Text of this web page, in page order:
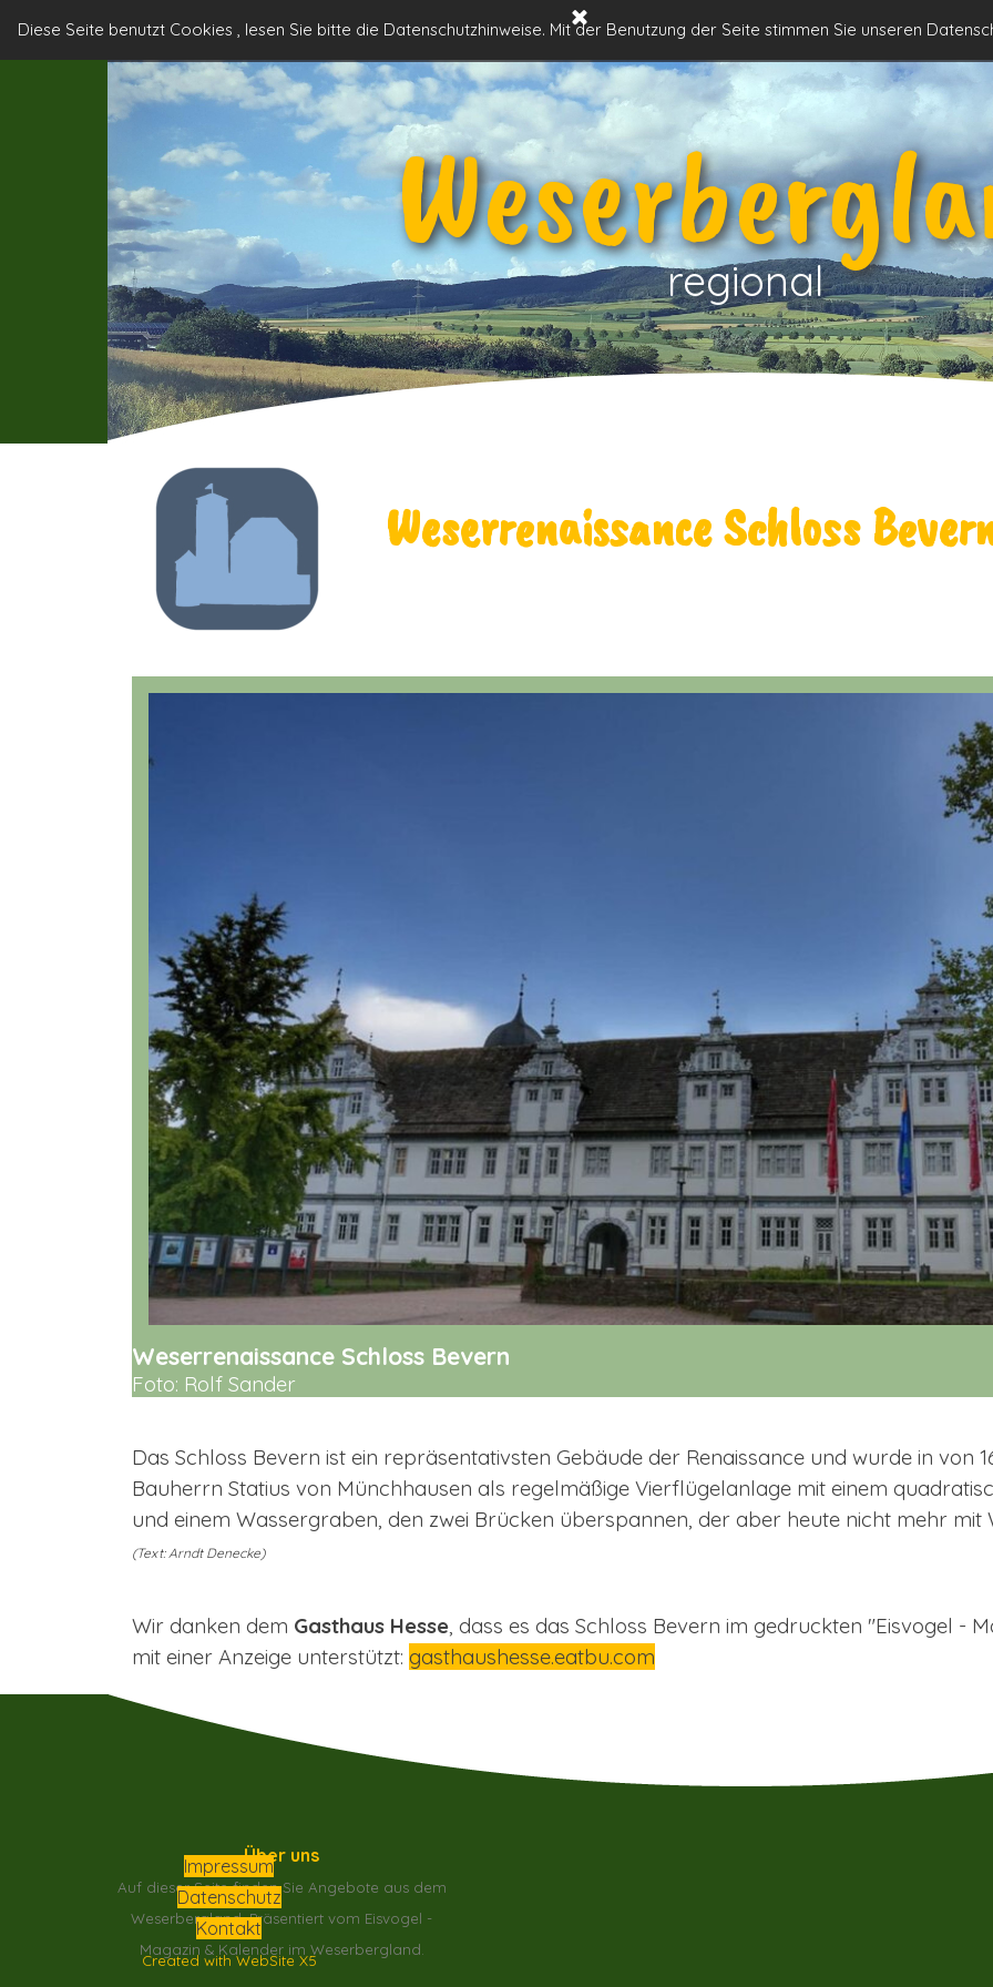
Diese Seite benutzt Cookies , lesen Sie bitte die Datenschutzhinweise. Mit der Benutzung der Seite stimmen Sie unseren
Menü überspringen
Start
Angebote im
▼
Historisches
▼
Natur im
Weserbergland
▼
Orte im
regional
Weserrenaissance Schloss
Weserrenaissance Schloss Bevern
Foto: Rolf Sander
Das Schloss Bevern ist ein repräsentativsten Gebäude der Renaissance und wurde in von
Bauherrn Statius von Münchhausen als regelmäßige Vierflügelanlage mit einem
und einem Wassergraben, den zwei Brücken überspannen, der aber heute nicht mehr mit
(Text: Arndt Denecke)
Wir danken dem Gasthaus Hesse, dass es das Schloss Bevern im gedruckten "Eisvogel -
mit einer Anzeige unterstützt: gasthaushesse.eatbu.com
Über uns
Auf dieser Seite finden Sie Angebote aus dem
Weserbergland.Präsentiert vom Eisvogel -
Magazin & Kalender im Weserbergland.
Impressum
Datenschutz
Kontakt
Created with WebSite X5